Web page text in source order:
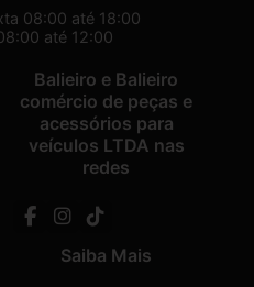
08:00 até 18:00
até 12:00
Balieiro e Balieiro
comércio de peças e
acessórios para
veículos LTDA nas
redes
Saiba Mais